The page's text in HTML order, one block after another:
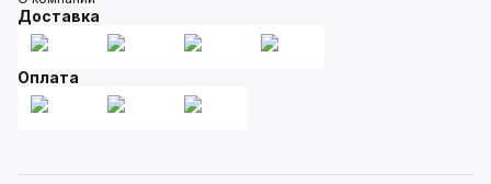
Доставка
Оплата